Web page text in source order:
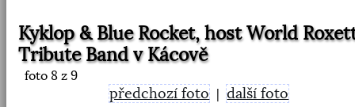
Kyklop & Blue Rocket, host World
Tribute Band v Kácově
foto 8 z 9
předchozí foto |další foto